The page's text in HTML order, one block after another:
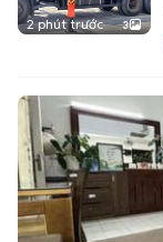
2 phút trước 3